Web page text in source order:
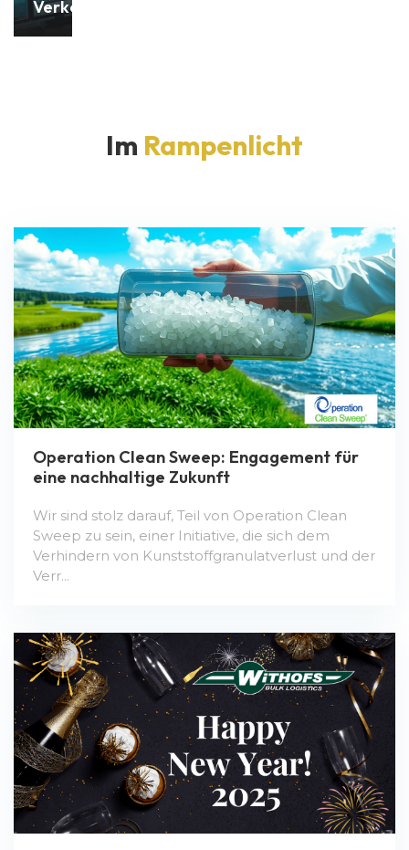
Verkehrsstrategien
Im Rampenlicht
Operation Clean Sweep: Engagement für
eine nachhaltige Zukunft
Wir sind stolz darauf, Teil von Operation Clean
Sweep zu sein, einer Initiative, die sich dem
Verhindern von Kunststoffgranulatverlust und der
Verr...